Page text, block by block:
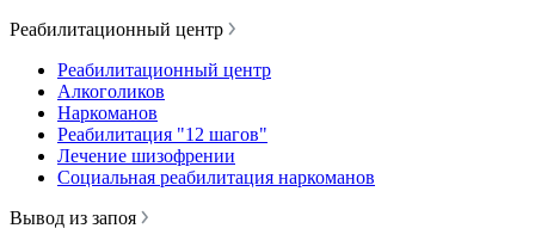
Реабилитационный центр
Реабилитационный центр
Алкоголиков
Наркоманов
Реабилитация "12 шагов"
Лечение шизофрении
Социальная реабилитация наркоманов
Вывод из запоя